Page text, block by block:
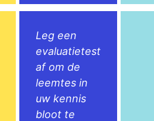
Leg een
evaluatietest
af om de
leemtes in
uw kennis
bloot te